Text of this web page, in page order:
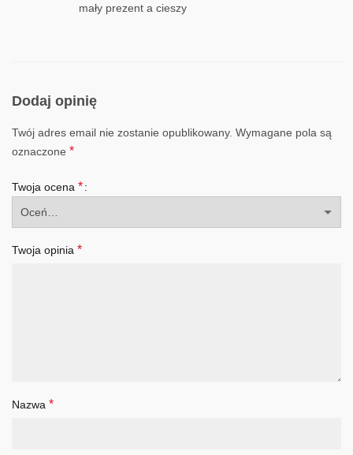
mały prezent a cieszy
Dodaj opinię
Twój adres email nie zostanie opublikowany. Wymagane pola są
oznaczone *
Twoja ocena *
Twoja opinia *
Nazwa *